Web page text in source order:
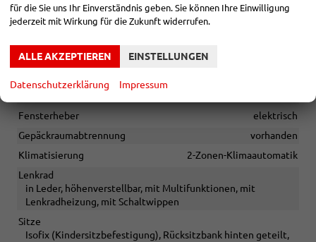
Sonstiges
Fensterheber
elektrisch
Gepäckraumabtrennung
vorhanden
Klimatisierung
2-Zonen-Klimaautomatik
Lenkrad
in Leder, höhenverstellbar, mit Multifunktionen, mit
Lenkradheizung, mit Schaltwippen
Sitze
Isofix (Kindersitzbefestigung), Rücksitzbank hinten geteilt,
für die Sie uns Ihr Einverständnis geben. Sie können Ihre Einwilligung
jederzeit mit Wirkung für die Zukunft widerrufen.
ALLE AKZEPTIEREN EINSTELLUNGEN
Datenschutzerklärung Impressum